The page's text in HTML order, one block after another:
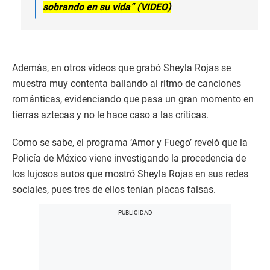
sobrando en su vida” (VIDEO)
Además, en otros videos que grabó Sheyla Rojas se
muestra muy contenta bailando al ritmo de canciones
románticas, evidenciando que pasa un gran momento en
tierras aztecas y no le hace caso a las críticas.
Como se sabe, el programa ‘Amor y Fuego’ reveló que la
Policía de México viene investigando la procedencia de
los lujosos autos que mostró Sheyla Rojas en sus redes
sociales, pues tres de ellos tenían placas falsas.